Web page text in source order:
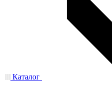
Каталог